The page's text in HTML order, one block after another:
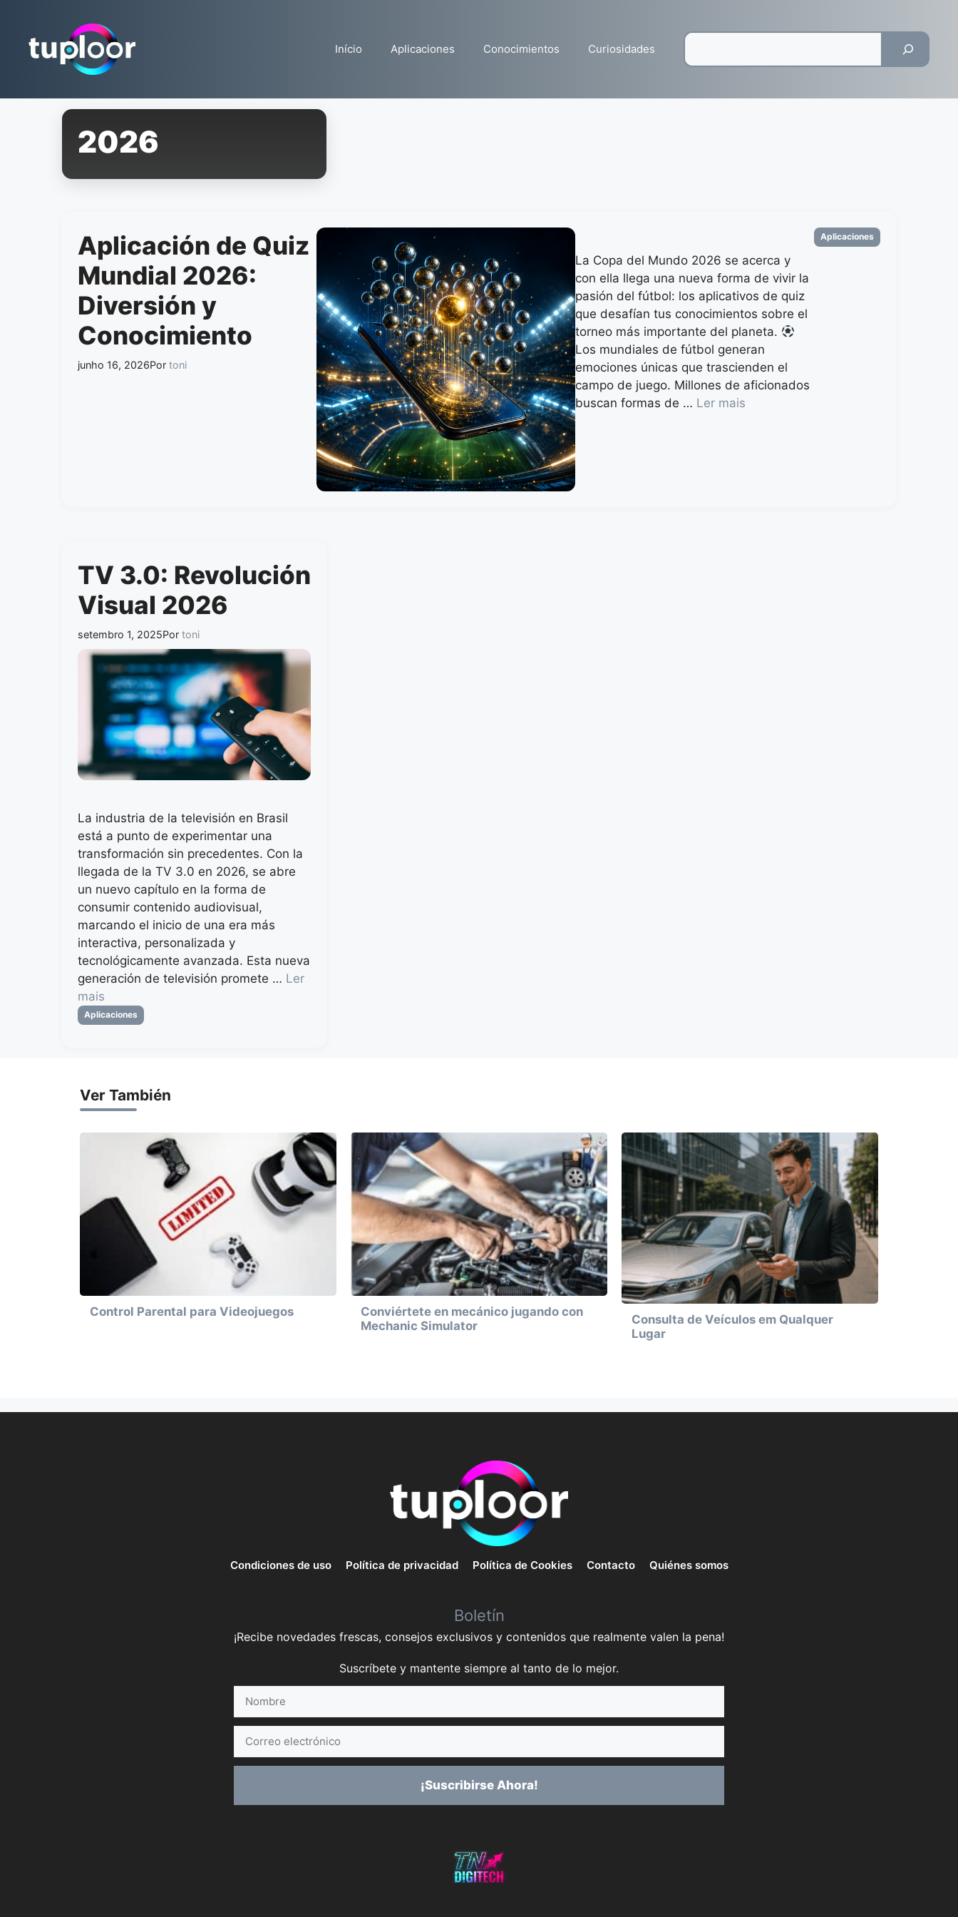
conteúdo
Início Aplicaciones Conocimientos Curiosidades
2026
Aplicación de Quiz
Mundial 2026:
Diversión y
Conocimiento
junho 16, 2026Por toni
La Copa del Mundo 2026 se acerca y
con ella llega una nueva forma de vivir la
pasión del fútbol: los aplicativos de quiz
que desafían tus conocimientos sobre el
torneo más importante del planeta.
Los mundiales de fútbol generan
emociones únicas que trascienden el
campo de juego. Millones de aficionados
buscan formas de … Ler mais
Categorias
Aplicaciones
TV 3.0: Revolución
Visual 2026
setembro 1, 2025Por toni
La industria de la televisión en Brasil
está a punto de experimentar una
transformación sin precedentes. Con la
llegada de la TV 3.0 en 2026, se abre
un nuevo capítulo en la forma de
consumir contenido audiovisual,
marcando el inicio de una era más
interactiva, personalizada y
tecnológicamente avanzada. Esta nueva
generación de televisión promete … Ler
mais
Categorias
Aplicaciones
Ver También
Control Parental para Videojuegos
Conviértete en mecánico jugando con
Mechanic Simulator
Consulta de Veículos em Qualquer
Lugar
Condiciones de uso Política de privacidad Política de Cookies Contacto Quiénes somos
Boletín
¡Recibe novedades frescas, consejos exclusivos y contenidos que realmente valen la pena!
Suscríbete y mantente siempre al tanto de lo mejor.
electrónico
¡Suscribirse Ahora!